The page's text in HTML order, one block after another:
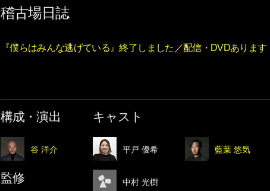
稽古場日誌
『僕らはみんな逃げている』終了しました／配信・DVDあります
構成・演出
谷 洋介
監修
キャスト
平戸 優希 藍葉 悠気
中村 光樹